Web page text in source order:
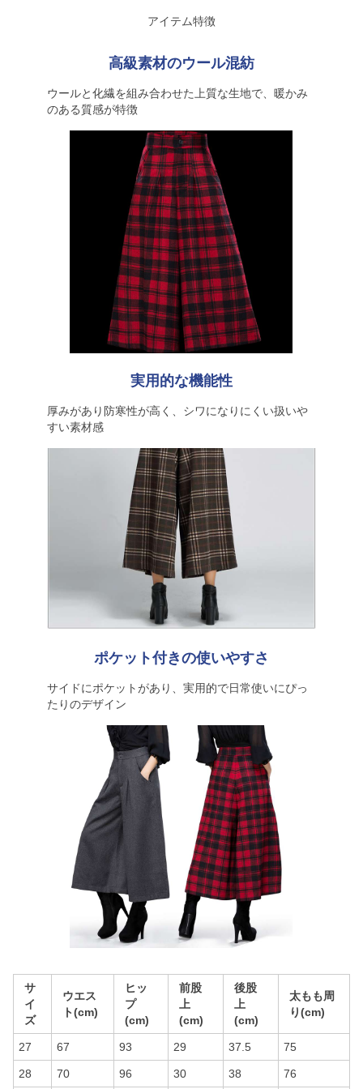
アイテム特徴
高級素材のウール混紡
ウールと化繊を組み合わせた上質な生地で、暖かみ
のある質感が特徴
実用的な機能性
厚みがあり防寒性が高く、シワになりにくい扱いや
すい素材感
ポケット付きの使いやすさ
サイドにポケットがあり、実用的で日常使いにぴっ
たりのデザイン
サ
イ
ズ
ウエス
ト(cm)
ヒッ
プ
(cm)
前股
上
(cm)
後股
上
(cm)
太もも周
り(cm)
27 67 93 29 37.5 75
28 70 96 30 38 76